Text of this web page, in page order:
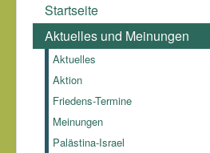
Links
Archiv
Endres (1878-1954)
Startseite
Aktuelles und Meinungen
Aktuelles
Aktion
Friedens-Termine
Meinungen
Palästina-Israel